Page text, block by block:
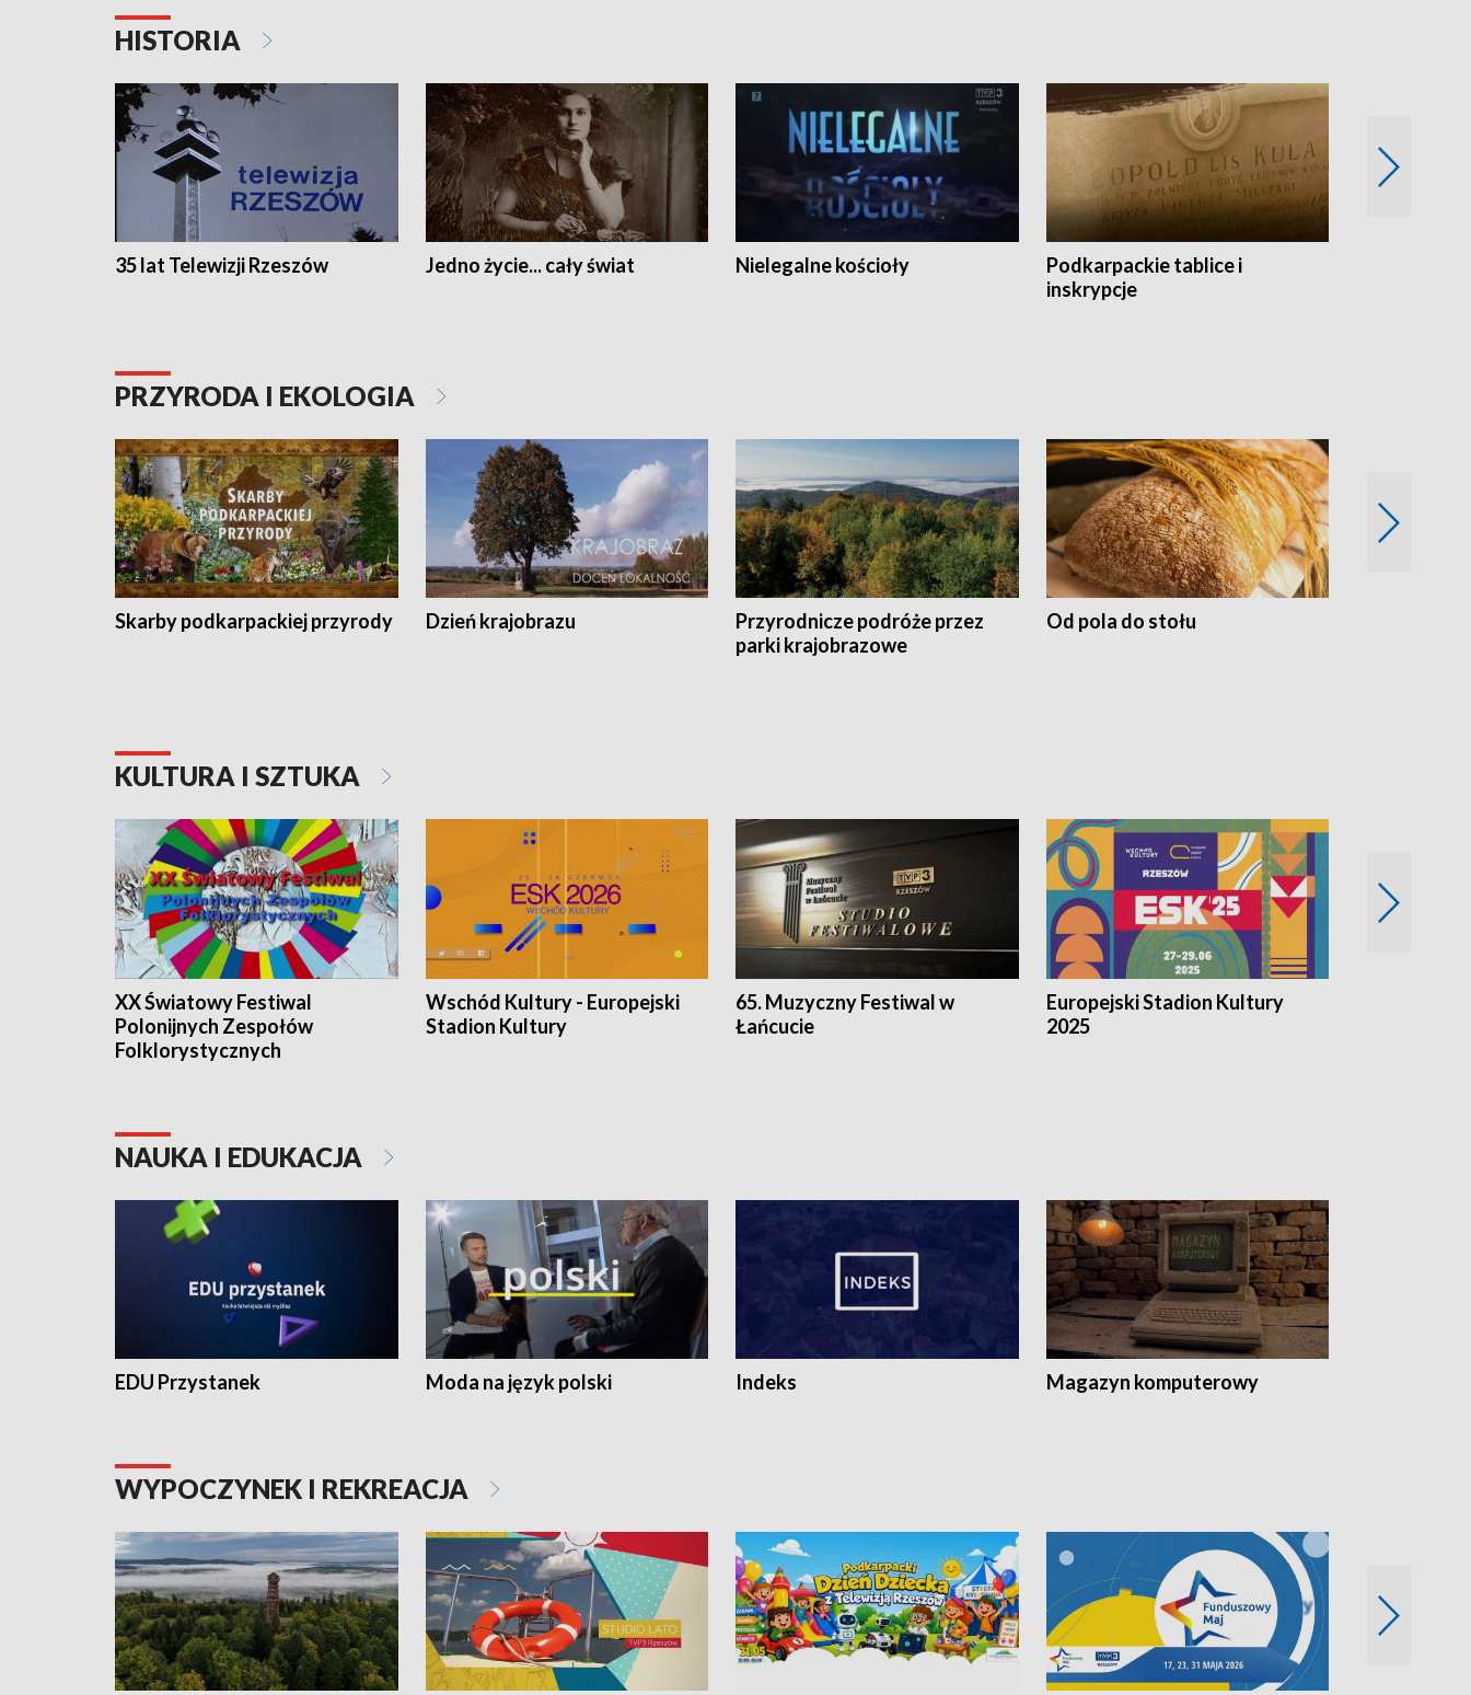
HISTORIA
35 lat Telewizji Rzeszów Jedno życie... cały świat Nielegalne kościoły
Podkarpackie tablice i
inskrypcje
PRZYRODA I EKOLOGIA
Skarby podkarpackiej przyrody Dzień krajobrazu
Przyrodnicze podróże przez
parki krajobrazowe
Od pola do stołu
KULTURA I SZTUKA
XX Światowy Festiwal
Polonijnych Zespołów
Folklorystycznych
Wschód Kultury - Europejski
Stadion Kultury
65. Muzyczny Festiwal w
Łańcucie
Europejski Stadion Kultury
2025
NAUKA I EDUKACJA
EDU Przystanek Moda na język polski Indeks Magazyn komputerowy
WYPOCZYNEK I REKREACJA